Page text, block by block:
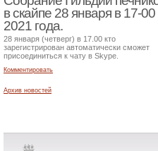
в скайпе 28 января в 17-00
2021 года.
28 января (четверг) в 17.00 кто
зарегистрирован автоматически сможет
присоединиться к чату в Skype.
Комментировать
Архив новостей